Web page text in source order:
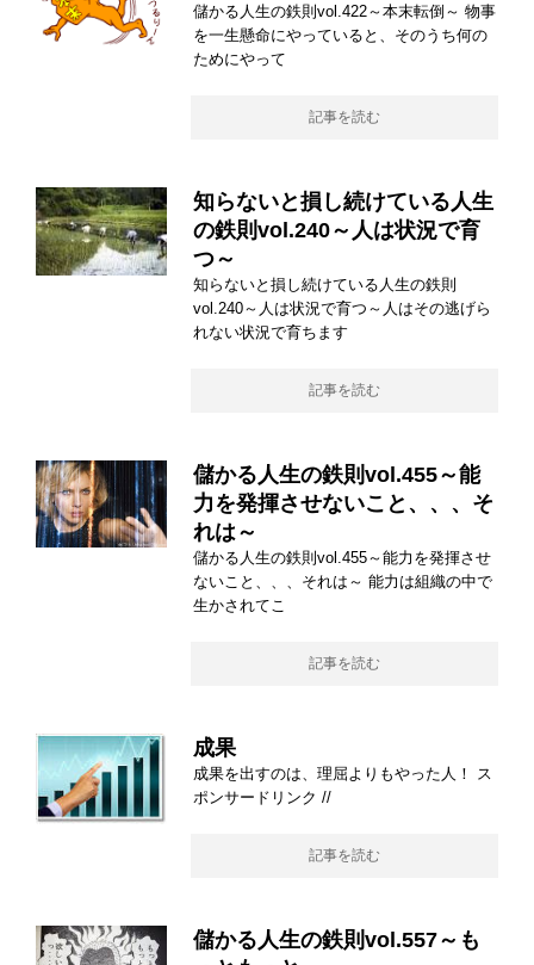
儲かる人生の鉄則vol.422～本末転倒～ 物事
を一生懸命にやっていると、そのうち何の
ためにやって
記事を読む
知らないと損し続けている人生
の鉄則vol.240～人は状況で育
つ～
知らないと損し続けている人生の鉄則
vol.240～人は状況で育つ～人はその逃げら
れない状況で育ちます
記事を読む
儲かる人生の鉄則vol.455～能
力を発揮させないこと、、、そ
れは～
儲かる人生の鉄則vol.455～能力を発揮させ
ないこと、、、それは～ 能力は組織の中で
生かされてこ
記事を読む
成果
成果を出すのは、理屈よりもやった人！ ス
ポンサードリンク //
記事を読む
儲かる人生の鉄則vol.557～も